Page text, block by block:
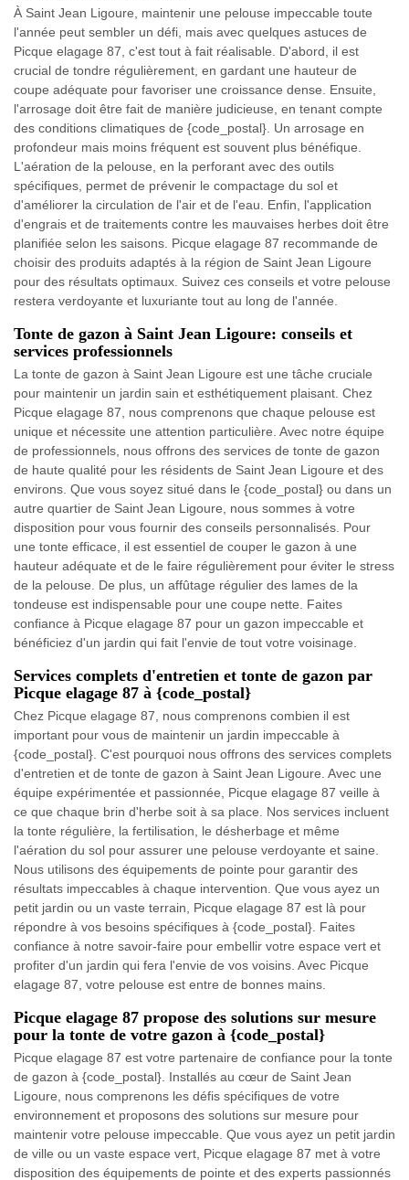
À Saint Jean Ligoure, maintenir une pelouse impeccable toute
l'année peut sembler un défi, mais avec quelques astuces de
Picque elagage 87, c'est tout à fait réalisable. D'abord, il est
crucial de tondre régulièrement, en gardant une hauteur de
coupe adéquate pour favoriser une croissance dense. Ensuite,
l'arrosage doit être fait de manière judicieuse, en tenant compte
des conditions climatiques de {code_postal}. Un arrosage en
profondeur mais moins fréquent est souvent plus bénéfique.
L'aération de la pelouse, en la perforant avec des outils
spécifiques, permet de prévenir le compactage du sol et
d'améliorer la circulation de l'air et de l'eau. Enfin, l'application
d'engrais et de traitements contre les mauvaises herbes doit être
planifiée selon les saisons. Picque elagage 87 recommande de
choisir des produits adaptés à la région de Saint Jean Ligoure
pour des résultats optimaux. Suivez ces conseils et votre pelouse
restera verdoyante et luxuriante tout au long de l'année.
Tonte de gazon à Saint Jean Ligoure: conseils et
services professionnels
La tonte de gazon à Saint Jean Ligoure est une tâche cruciale
pour maintenir un jardin sain et esthétiquement plaisant. Chez
Picque elagage 87, nous comprenons que chaque pelouse est
unique et nécessite une attention particulière. Avec notre équipe
de professionnels, nous offrons des services de tonte de gazon
de haute qualité pour les résidents de Saint Jean Ligoure et des
environs. Que vous soyez situé dans le {code_postal} ou dans un
autre quartier de Saint Jean Ligoure, nous sommes à votre
disposition pour vous fournir des conseils personnalisés. Pour
une tonte efficace, il est essentiel de couper le gazon à une
hauteur adéquate et de le faire régulièrement pour éviter le stress
de la pelouse. De plus, un affûtage régulier des lames de la
tondeuse est indispensable pour une coupe nette. Faites
confiance à Picque elagage 87 pour un gazon impeccable et
bénéficiez d'un jardin qui fait l'envie de tout votre voisinage.
Services complets d'entretien et tonte de gazon par
Picque elagage 87 à {code_postal}
Chez Picque elagage 87, nous comprenons combien il est
important pour vous de maintenir un jardin impeccable à
{code_postal}. C'est pourquoi nous offrons des services complets
d'entretien et de tonte de gazon à Saint Jean Ligoure. Avec une
équipe expérimentée et passionnée, Picque elagage 87 veille à
ce que chaque brin d'herbe soit à sa place. Nos services incluent
la tonte régulière, la fertilisation, le désherbage et même
l'aération du sol pour assurer une pelouse verdoyante et saine.
Nous utilisons des équipements de pointe pour garantir des
résultats impeccables à chaque intervention. Que vous ayez un
petit jardin ou un vaste terrain, Picque elagage 87 est là pour
répondre à vos besoins spécifiques à {code_postal}. Faites
confiance à notre savoir-faire pour embellir votre espace vert et
profiter d'un jardin qui fera l'envie de vos voisins. Avec Picque
elagage 87, votre pelouse est entre de bonnes mains.
Picque elagage 87 propose des solutions sur mesure
pour la tonte de votre gazon à {code_postal}
Picque elagage 87 est votre partenaire de confiance pour la tonte
de gazon à {code_postal}. Installés au cœur de Saint Jean
Ligoure, nous comprenons les défis spécifiques de votre
environnement et proposons des solutions sur mesure pour
maintenir votre pelouse impeccable. Que vous ayez un petit jardin
de ville ou un vaste espace vert, Picque elagage 87 met à votre
disposition des équipements de pointe et des experts passionnés